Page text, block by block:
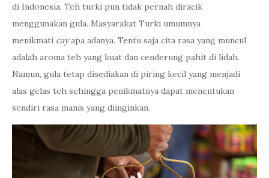
di Indonesia. Teh turki pun tidak pernah diracik
menggunakan gula. Masyarakat Turki umumnya
menikmati cayapa adanya. Tentu saja cita rasa yang muncul
adalah aroma teh yang kuat dan cenderung pahit di lidah.
Namun, gula tetap disediakan di piring kecil yang menjadi
alas gelas teh sehingga penikmatnya dapat menentukan
sendiri rasa manis yang diinginkan.